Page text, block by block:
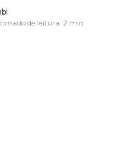
de leitura: 2 min